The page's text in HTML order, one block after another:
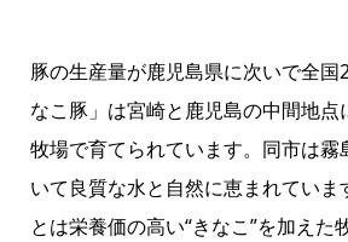
豚の生産量が鹿児島県に次いで全国
なこ豚」は宮崎と鹿児島の中間地点
牧場で育てられています。同市は霧
いて良質な水と自然に恵まれていま
とは栄養価の高い“きなこ”を加えた